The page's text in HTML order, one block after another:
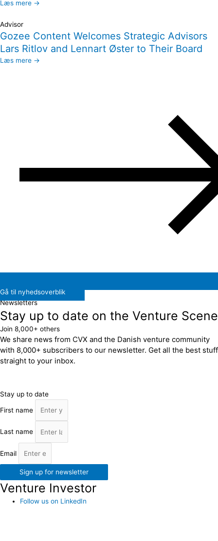
Læs mere →
Advisor
Gozee Content Welcomes Strategic Advisors
Lars Ritlov and Lennart Øster to Their Board
Læs mere →
Gå til nyhedsoverblik
Newsletters
Stay up to date on the Venture Scene
Join 8,000+ others
We share news from CVX and the Danish venture community
with 8,000+ subscribers to our newsletter. Get all the best stuff
straight to your inbox.
Stay up to date
First name
Last name
Email
Sign up for newsletter
Venture Investor
Follow us on LinkedIn